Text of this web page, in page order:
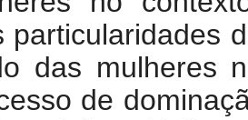
particularidades
das mulheres
de